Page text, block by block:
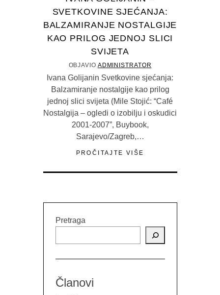
SVETKOVINE SJEĆANJA:
BALZAMIRANJE NOSTALGIJE
KAO PRILOG JEDNOJ SLICI
SVIJETA
OBJAVIO ADMINISTRATOR
Ivana Golijanin Svetkovine sjećanja:
Balzamiranje nostalgije kao prilog
jednoj slici svijeta (Mile Stojić: “Café
Nostalgija – ogledi o izobilju i oskudici
2001-2007”, Buybook,
Sarajevo/Zagreb,…
PROČITAJTE VIŠE
Pretraga
Članovi